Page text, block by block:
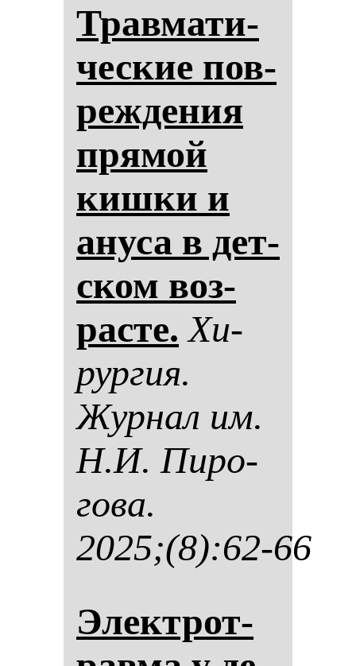
Трав­ма­ти­
чес­кие пов­
реж­де­ния
пря­мой
киш­ки и
ану­са в дет­
ском воз­
рас­те. Хи­
рур­гия.
Жур­нал им.
Н.И. Пи­ро­
го­ва.
2025;(8):62-66
Элек­трот­